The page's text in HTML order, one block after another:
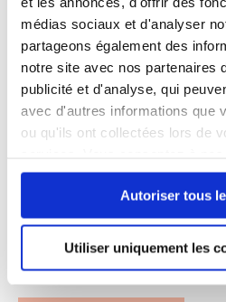
médias sociaux et d'analyser
partageons également des
notre site avec nos partenaires
publicité et d'analyse, qui
avec d'autres informations que
ou qu'ils ont collectées lors de
continuez à utiliser notre site
Autoriser tous
Utiliser uniquement les
Nos projets à soutenir 4
Projet à soutenir :
Participation des